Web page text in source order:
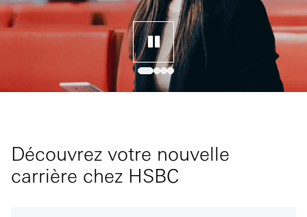
Découvrez votre nouvelle
carrière chez HSBC